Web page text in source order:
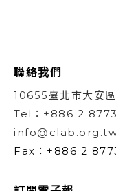
聯絡我們
10655臺北市大安
Tel：+886 2
Fax：+886 2